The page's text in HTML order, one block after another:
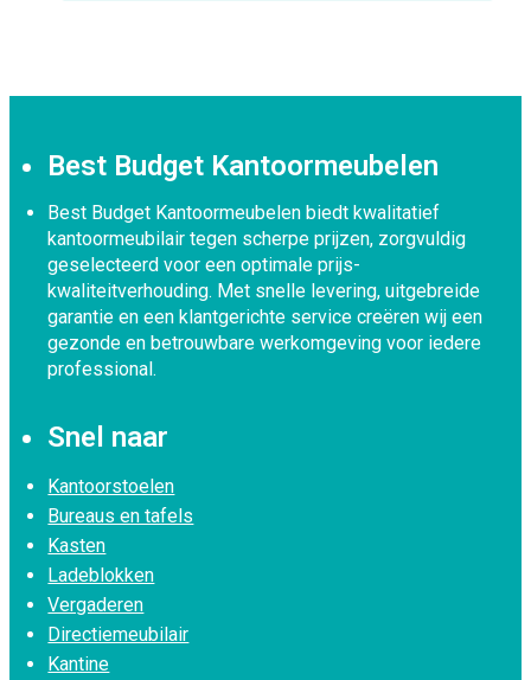
Best Budget Kantoormeubelen
Best Budget Kantoormeubelen biedt kwalitatief
kantoormeubilair tegen scherpe prijzen, zorgvuldig
geselecteerd voor een optimale prijs-
kwaliteitverhouding. Met snelle levering, uitgebreide
garantie en een klantgerichte service creëren wij een
gezonde en betrouwbare werkomgeving voor iedere
professional.
Snel naar
Kantoorstoelen
Bureaus en tafels
Kasten
Ladeblokken
Vergaderen
Directiemeubilair
Kantine